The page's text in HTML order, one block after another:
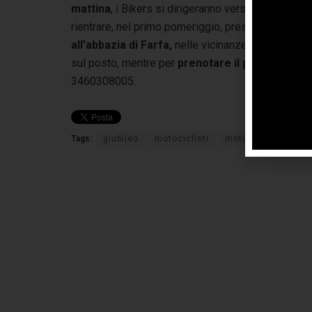
mattina, i Bikers si dirigeranno verso
rientrare, nel primo pomeriggio, presso il luogo
all’abbazia di Farfa, nelle vicinanze del
sul posto, mentre per prenotare il pranzo
3460308005.
Tags: giubileo motociclisti motoraduno